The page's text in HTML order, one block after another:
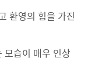
환영의 힘을 가진
모습이 매우 인상